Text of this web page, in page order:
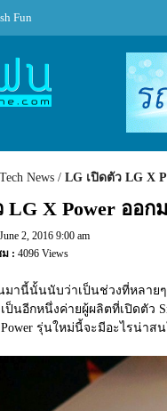
Fun
Tech News LG เปิดตัว LG X
LG X Power ออก
June 2, 2016 9:00 am
4096 Views
านี้นั้นนับว่าเป็นช่วงที่หลายๆ
นอีกหนึ่งค่ายผู้ผลิตที่เปิดตัว
Power รุ่นใหม่นี้จะมีอะไรน่าส